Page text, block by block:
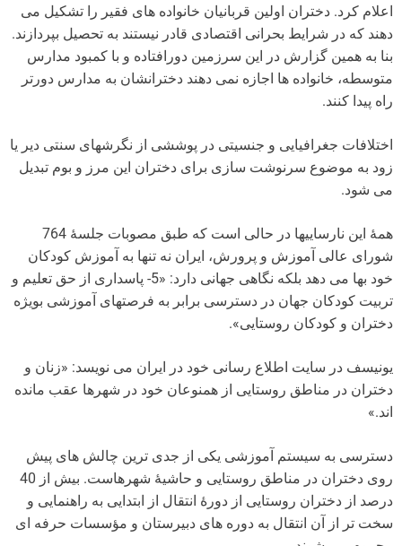
اعلام کرد. دختران اولین قربانیان خانواده های فقیر را تشکیل می
دهند که در شرایط بحرانی اقتصادی قادر نیستند به تحصیل بپردازند.
بنا به همین گزارش در این سرزمین دورافتاده و با کمبود مدارس
متوسطه، خانواده ها اجازه نمی دهند دخترانشان به مدارس دورتر
راه پیدا کنند.
اختلافات جغرافیایی و جنسیتی در پوششی از نگرشهای سنتی دیر یا
زود به موضوع سرنوشت سازی برای دختران این مرز و بوم تبدیل
می شود.
همۀ این نارساییها در حالی است که طبق مصوبات جلسۀ 764
شورای عالی آموزش و پرورش، ایران نه تنها به آموزش کودکان
خود بها می دهد بلکه نگاهی جهانی دارد: «5- پاسداری از حق تعلیم و
تربیت کودکان جهان در دسترسی برابر به فرصتهای آموزشی بویژه
دختران و کودکان روستایی».
یونیسف در سایت اطلاع رسانی خود در ایران می نویسد: «زنان و
دختران در مناطق روستایی از همنوعان خود در شهرها عقب مانده
اند.»
دسترسی به سیستم آموزشی یکی از جدی ترین چالش های پیش
روی دختران در مناطق روستایی و حاشیۀ شهرهاست. بیش از 40
درصد از دختران روستایی از دورۀ انتقال از ابتدایی به راهنمایی و
سخت تر از آن انتقال به دوره های دبیرستان و مؤسسات حرفه ای